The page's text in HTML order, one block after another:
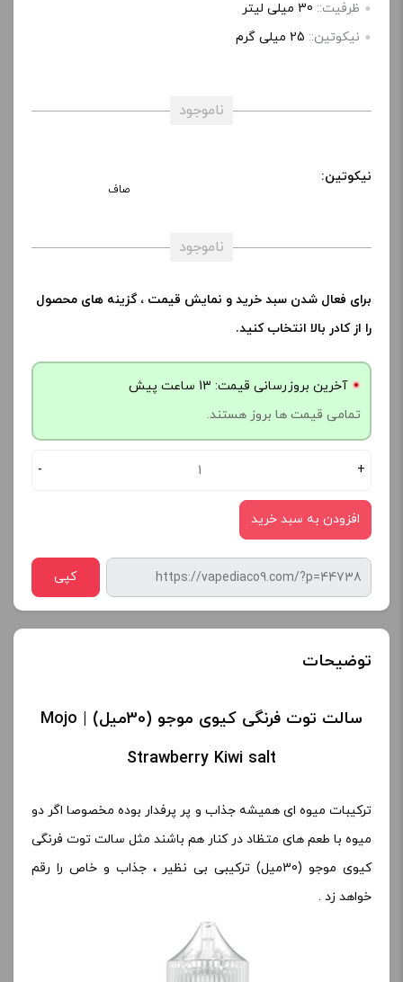
ظرفیت:: 30 میلی‌ لیتر
نیکوتین:: 25 میلی گرم
ناموجود
نیکوتین:
صاف
ناموجود
برای فعال شدن سبد خرید و نمایش قیمت ، گزینه های محصول
را از کادر بالا انتخاب کنید.
آخرین بروزرسانی قیمت: 13 ساعت پیش
تمامی قیمت ها بروز هستند.
- +
افزودن به سبد خرید
کپی
توضیحات
سالت توت فرنگی کیوی موجو (30میل) | Mojo
Strawberry Kiwi salt
ترکیبات میوه ای همیشه جذاب و پر پرفدار بوده مخصوصا اگر دو
میوه با طعم های متظاد در کنار هم باشند مثل سالت توت فرنگی
کیوی موجو (30میل) ترکیبی بی نظیر ، جذاب و خاص را رقم
خواهد زد .